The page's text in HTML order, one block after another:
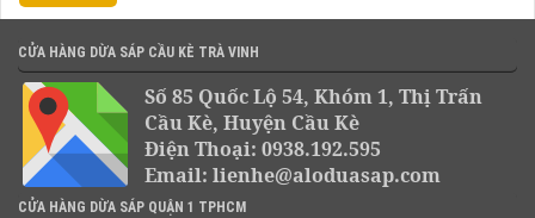
CỬA HÀNG DỪA SÁP CẦU KÈ TRÀ VINH
Số 85 Quốc Lộ 54, Khóm 1, Thị Trấn
Cầu Kè, Huyện Cầu Kè
Điện Thoại: 0938.192.595
Email: lienhe@aloduasap.com
CỬA HÀNG DỪA SÁP QUẬN 1 TPHCM